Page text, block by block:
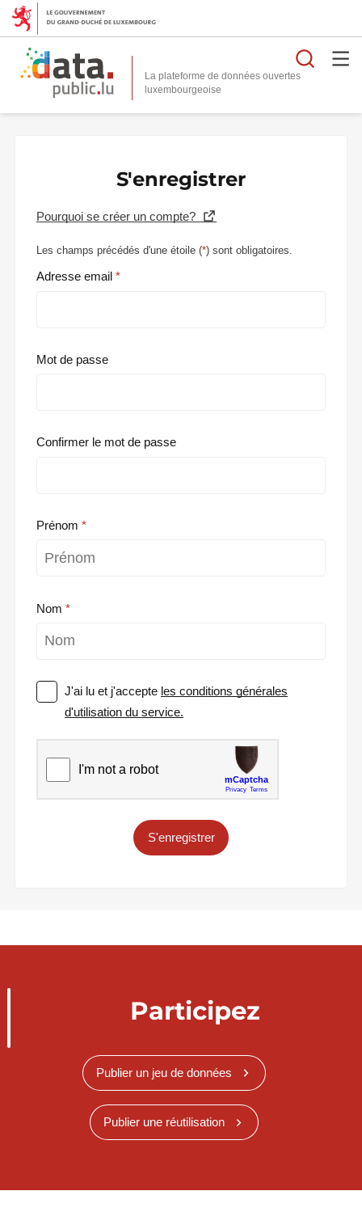
La plateforme de données ouvertes
S'enregistrer
Pourquoi se créer un compte?
Les champs précédés d'une étoile (*) sont obligatoires.
Adresse email
Mot de passe
Confirmer le mot de passe
Prénom
Nom
J'ai lu et j'accepte les conditions générales
d'utilisation du service.
S'enregistrer
Participez
Publier un jeu de données
Publier une réutilisation